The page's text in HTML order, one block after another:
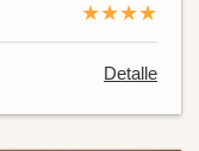
★★★★
Detalle